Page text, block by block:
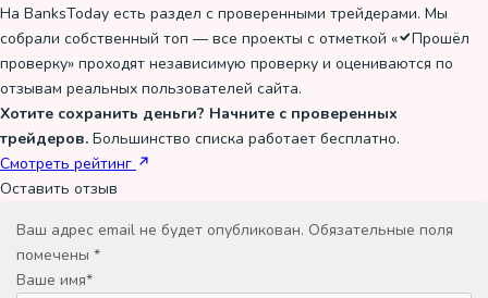
На BanksToday есть раздел с проверенными трейдерами. Мы
собрали собственный топ — все проекты с отметкой «
Прошёл
проверку» проходят независимую проверку и оцениваются по
отзывам реальных пользователей сайта.
Хотите сохранить деньги? Начните с проверенных
трейдеров. Большинство списка работает бесплатно.
Смотреть рейтинг
Оставить отзыв
Ваш адрес email не будет опубликован. Обязательные поля
помечены *
Ваше имя*